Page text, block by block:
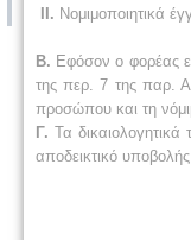
ΙΙ. Νομιμοποιητικά
Β. Εφόσον ο φορέας
της περ. 7 της παρ.
προσώπου και τη
Γ. Τα
αποδεικτικό